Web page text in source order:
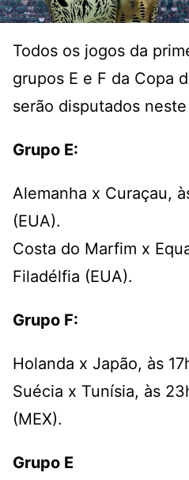
Todos os jogos da
grupos E e F da Copa
serão disputados
Grupo E:
Alemanha x Curaçau,
(EUA).
Costa do Marfim x
Filadélfia (EUA).
Grupo F:
Holanda x Japão, às
Suécia x Tunísia, às
(MEX).
Grupo E